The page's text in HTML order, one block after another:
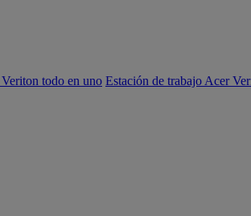
todo en uno Estación de trabajo Acer